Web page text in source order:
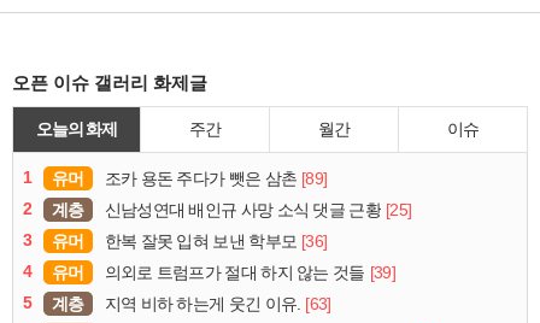
오픈 이슈 갤러리 화제글
오늘의 화제 주간 월간 이슈
1 유머 조카 용돈 주다가 뺏은 삼촌 [89]
2
계층 신남성연대 배인규 사망 소식 댓글 근황 [25]
3
유머 한복 잘못 입혀 보낸 학부모 [36]
4
유머 의외로 트럼프가 절대 하지 않는 것들 [39]
5
계층 지역 비하 하는게 웃긴 이유. [63]